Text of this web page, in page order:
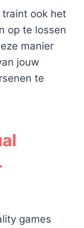
ook het
op te lossen
manier
jouw
te
games